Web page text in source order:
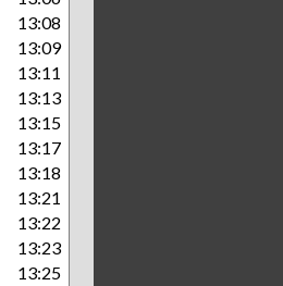
13:08
13:09
13:11
13:13
13:15
13:17
13:18
13:21
13:22
13:23
13:25